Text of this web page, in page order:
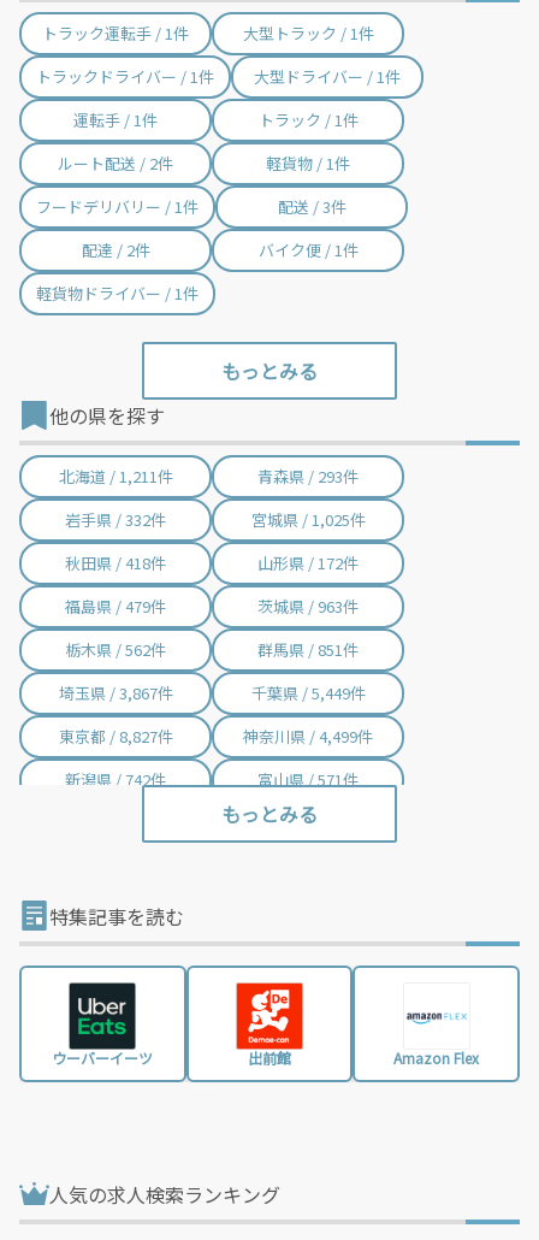
トラック運転手 / 1件
大型トラック / 1件
トラックドライバー / 1件
大型ドライバー / 1件
運転手 / 1件
トラック / 1件
ルート配送 / 2件
軽貨物 / 1件
フードデリバリー / 1件
配送 / 3件
配達 / 2件
バイク便 / 1件
軽貨物ドライバー / 1件
他の県を探す
北海道 / 1,211件
青森県 / 293件
岩手県 / 332件
宮城県 / 1,025件
秋田県 / 418件
山形県 / 172件
福島県 / 479件
茨城県 / 963件
栃木県 / 562件
群馬県 / 851件
埼玉県 / 3,867件
千葉県 / 5,449件
東京都 / 8,827件
神奈川県 / 4,499件
新潟県 / 742件
富山県 / 571件
福井県 / 381件
岐阜県 / 846件
愛知県 / 2,972件
三重県 / 999件
滋賀県 / 646件
京都府 / 1,394件
大阪府 / 3,201件
兵庫県 / 2,450件
奈良県 / 617件
和歌山県 / 294件
特集記事を読む
ウーバーイーツ 出前館 Amazon Flex
人気の求人検索ランキング